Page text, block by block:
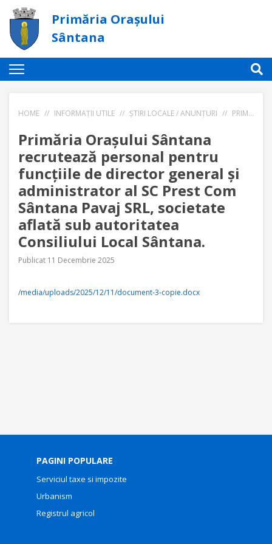
Primăria Orașului
Sântana
HOME // INFORMAȚII UTILE // ȘTIRI LOCALE / ANUNȚURI // PRIMĂRIA ORAȘULUI SÂNTANA RECRUTEAZĂ PERSONAL PENTRU FUNCȚIILE DE DIRECTOR GENERAL ȘI ADMINISTRATOR AL SC PREST COM SÂNTANA PAVAJ SRL, SOCIETATE AFLATĂ SUB AUTORITATEA CONSILIULUI LOCAL SÂNTANA.
Primăria Orașului Sântana
recrutează personal pentru
funcțiile de director general și
administrator al SC Prest Com
Sântana Pavaj SRL, societate
aflată sub autoritatea
Consiliului Local Sântana.
Publicat 11 Decembrie 2025
/media/uploads/2025/12/11/document-3-copie.docx
PAGINI POPULARE
Serviciul taxe si impozite
Urbanism
Registrul agricol